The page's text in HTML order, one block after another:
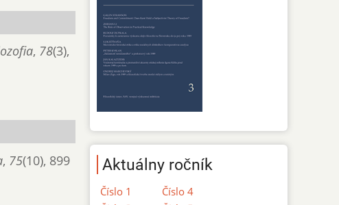
, 78(3),
, 75(10), 899
Aktuálny ročník
Číslo 1
Číslo 4